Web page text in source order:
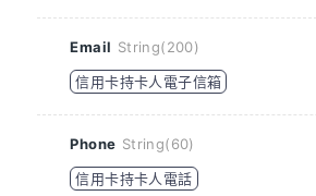
Email String(200)
信用卡持卡人電子信箱
Phone String(60)
信用卡持卡人電話